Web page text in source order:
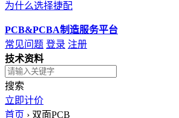
为什么选择捷配
PCB&PCBA制造服务平台
常见问题 登录 注册
技术资料
搜索
立即计价
首页 › 双面PCB